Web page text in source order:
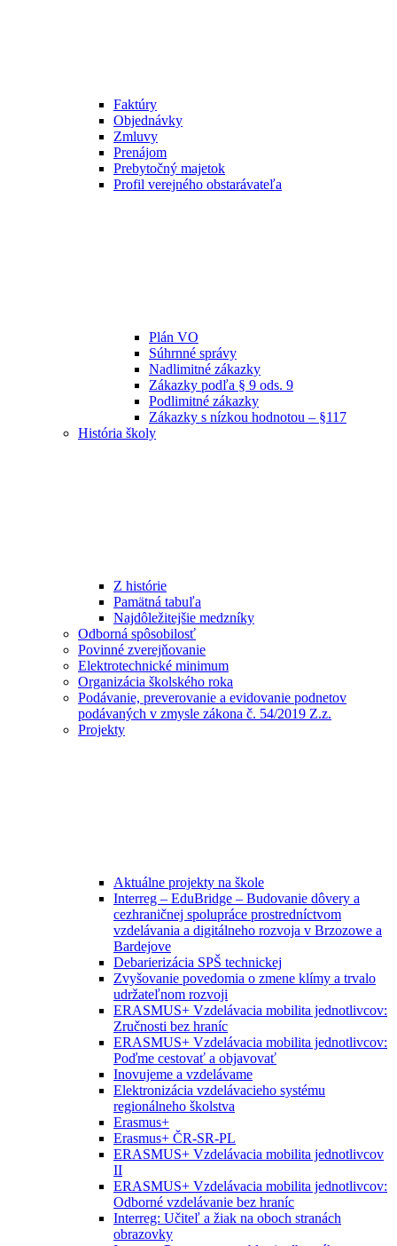
Faktúry
Objednávky
Zmluvy
Prenájom
Prebytočný majetok
Profil verejného obstarávateľa
Plán VO
Súhrnné správy
Nadlimitné zákazky
Zákazky podľa § 9 ods. 9
Podlimitné zákazky
Zákazky s nízkou hodnotou – §117
História školy
Z histórie
Pamätná tabuľa
Najdôležitejšie medzníky
Odborná spôsobilosť
Povinné zverejňovanie
Elektrotechnické minimum
Organizácia školského roka
Podávanie, preverovanie a evidovanie podnetov
podávaných v zmysle zákona č. 54/2019 Z.z.
Projekty
Aktuálne projekty na škole
Interreg – EduBridge – Budovanie dôvery a
cezhraničnej spolupráce prostredníctvom
vzdelávania a digitálneho rozvoja v Brzozowe a
Bardejove
Debarierizácia SPŠ technickej
Zvyšovanie povedomia o zmene klímy a trvalo
udržateľnom rozvoji
ERASMUS+ Vzdelávacia mobilita jednotlivcov:
Zručnosti bez hraníc
ERASMUS+ Vzdelávacia mobilita jednotlivcov:
Poďme cestovať a objavovať
Inovujeme a vzdelávame
Elektronizácia vzdelávacieho systému
regionálneho školstva
Erasmus+
Erasmus+ ČR-SR-PL
ERASMUS+ Vzdelávacia mobilita jednotlivcov
II
ERASMUS+ Vzdelávacia mobilita jednotlivcov:
Odborné vzdelávanie bez hraníc
Interreg: Učiteľ a žiak na oboch stranách
obrazovky